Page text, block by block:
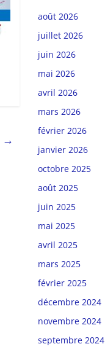
→
août 2026
juillet 2026
juin 2026
mai 2026
avril 2026
mars 2026
février 2026
janvier 2026
octobre 2025
août 2025
juin 2025
mai 2025
avril 2025
mars 2025
février 2025
décembre 2024
novembre 2024
septembre 2024